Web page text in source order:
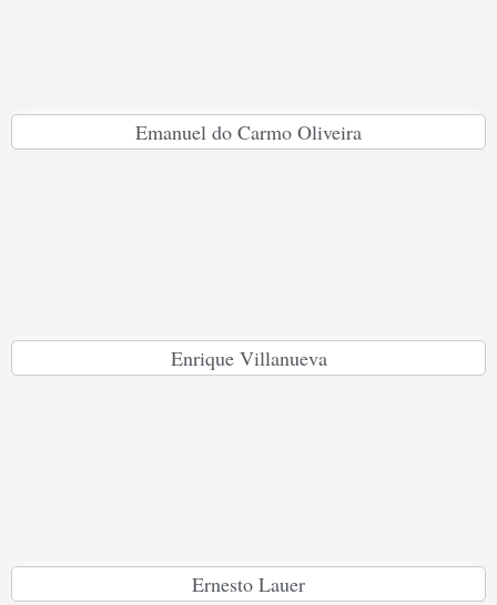
Emanuel do Carmo Oliveira
Enrique Villanueva
Ernesto Lauer